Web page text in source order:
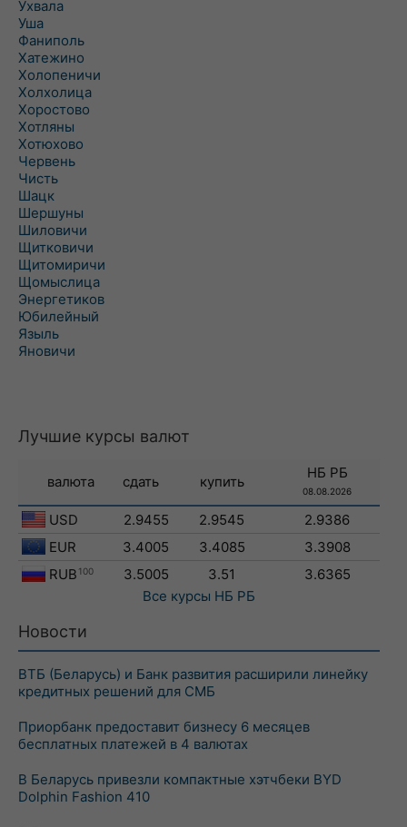
Ухвала
Уша
Фаниполь
Хатежино
Холопеничи
Холхолица
Хоростово
Хотляны
Хотюхово
Червень
Чисть
Шацк
Шершуны
Шиловичи
Щитковичи
Щитомиричи
Щомыслица
Энергетиков
Юбилейный
Языль
Яновичи
Лучшие курсы валют
валюта сдать купить
НБ РБ
08.08.2026
USD 2.9455 2.9545
2.9386
EUR
3.4005 3.4085
3.3908
RUB 100 3.5005 3.51
3.6365
Все курсы НБ РБ
Новости
ВТБ (Беларусь) и Банк развития расширили линейку
кредитных решений для СМБ
Приорбанк предоставит бизнесу 6 месяцев
бесплатных платежей в 4 валютах
В Беларусь привезли компактные хэтчбеки BYD
Dolphin Fashion 410